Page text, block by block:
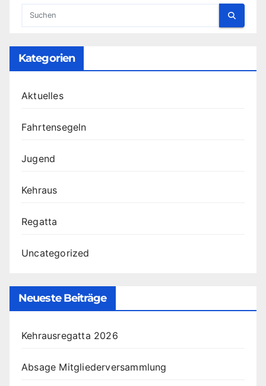
Kategorien
Aktuelles
Fahrtensegeln
Jugend
Kehraus
Regatta
Uncategorized
Neueste Beiträge
Kehrausregatta 2026
Absage Mitgliederversammlung